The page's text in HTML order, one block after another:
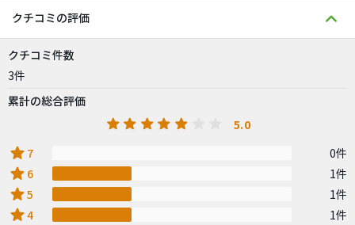
クチコミの評価
クチコミ件数
3件
累計の総合評価
5.0
star 7 0件
star 6 1件
star5 1件
star4 1件